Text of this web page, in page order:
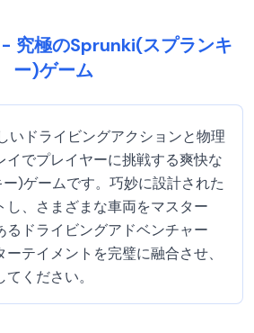
究極のSprunki(スプランキ
ー)ゲーム
いドライビングアクションと物理
イでプレイヤーに挑戦する爽快な
)ゲームです。巧妙に設計された
し、さまざまな車両をマスター
るドライビングアドベンチャー
テイメントを完璧に融合させ、
ください。